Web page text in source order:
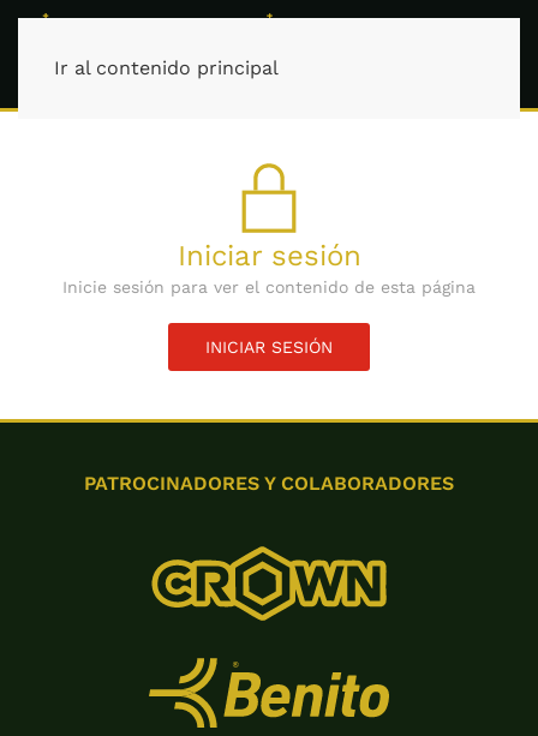
Ir al contenido principal
Iniciar sesión
Inicie sesión para ver el contenido de esta página
INICIAR SESIÓN
PATROCINADORES Y COLABORADORES